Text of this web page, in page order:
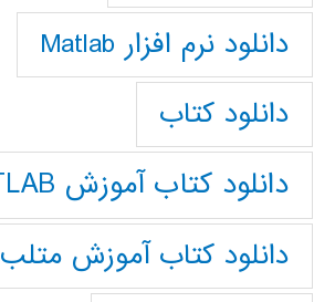
دانلود نرم افزار Matlab
دانلود کتاب
دانلود کتاب آموزش MATLAB
دانلود کتاب آموزش متلب